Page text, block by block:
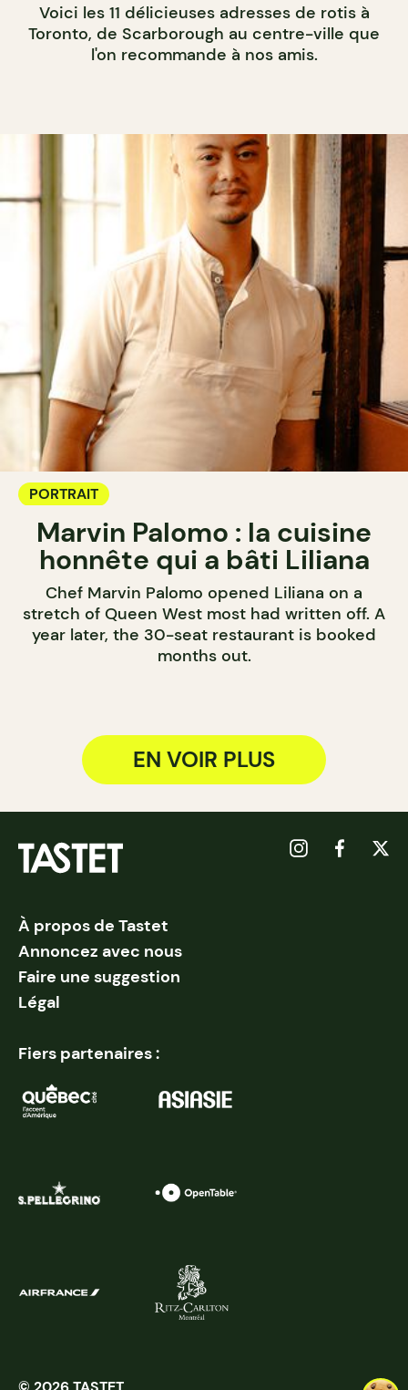
Voici les 11 délicieuses adresses de rotis à
Toronto, de Scarborough au centre-ville que
l'on recommande à nos amis.
PORTRAIT
Marvin Palomo : la cuisine
honnête qui a bâti Liliana
Chef Marvin Palomo opened Liliana on a
stretch of Queen West most had written off. A
year later, the 30-seat restaurant is booked
months out.
EN VOIR PLUS
À propos de Tastet
Annoncez avec nous
Faire une suggestion
Légal
Fiers partenaires :